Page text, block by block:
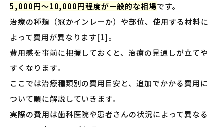
5,000円〜10,000円程度が一般的な相場です。
治療の種類（冠かインレーか）や部位、使用する材料に
よって費用が異なります[1]。
費用感を事前に把握しておくと、治療の見通しが立てや
すくなります。
ここでは治療種類別の費用目安と、追加でかかる費用に
ついて順に解説していきます。
実際の費用は歯科医院や患者さんの状況によって異なる